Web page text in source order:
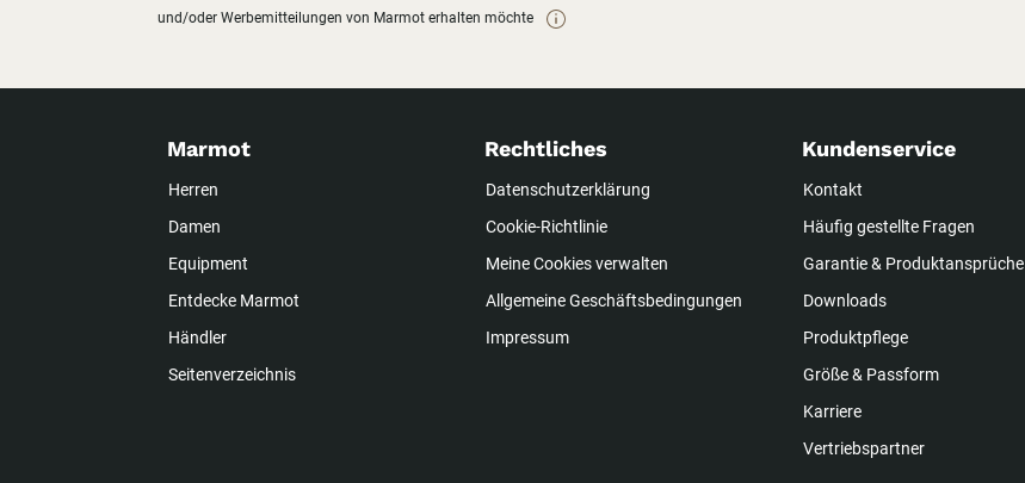
und/oder Werbemitteilungen von Marmot erhalten möchte
Marmot
Herren
Damen
Equipment
Entdecke Marmot
Händler
Seitenverzeichnis
Rechtliches
Datenschutzerklärung
Cookie-Richtlinie
Meine Cookies verwalten
Allgemeine Geschäftsbedingungen
Impressum
Kundenservice
Kontakt
Häufig gestellte Fragen
Garantie & Produktansprüche
Downloads
Produktpflege
Größe & Passform
Karriere
Vertriebspartner